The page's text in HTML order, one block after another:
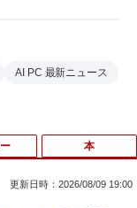
AI PC 最新ニュース
更新日時：2026/08/09 19:00
本